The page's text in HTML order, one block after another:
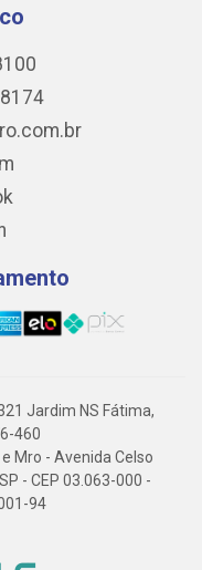
Jardim NS Fátima,
460
Mro - Avenida Celso
- CEP 03.063-000 -
94